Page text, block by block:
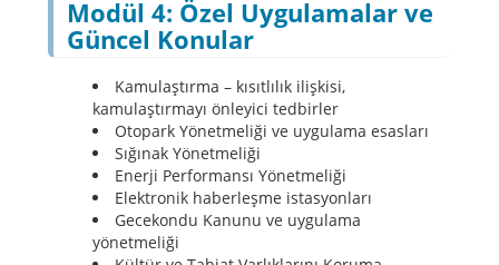
Modül 4: Özel Uygulamalar ve
Güncel Konular
Kamulaştırma – kısıtlılık ilişkisi,
kamulaştırmayı önleyici tedbirler
Otopark Yönetmeliği ve uygulama esasları
Sığınak Yönetmeliği
Enerji Performansı Yönetmeliği
Elektronik haberleşme istasyonları
Gecekondu Kanunu ve uygulama
yönetmeliği